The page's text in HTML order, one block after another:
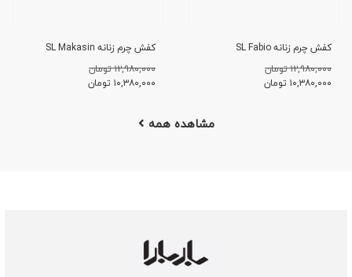
کفش چرم زنانه SL Fabio
۱۲,۹۸۰,۰۰۰ تومان
۱۰,۳۸۰,۰۰۰ تومان
کفش چرم زنانه SL Makasin
۱۲,۹۸۰,۰۰۰ تومان
۱۰,۳۸۰,۰۰۰ تومان
مشاهده همه